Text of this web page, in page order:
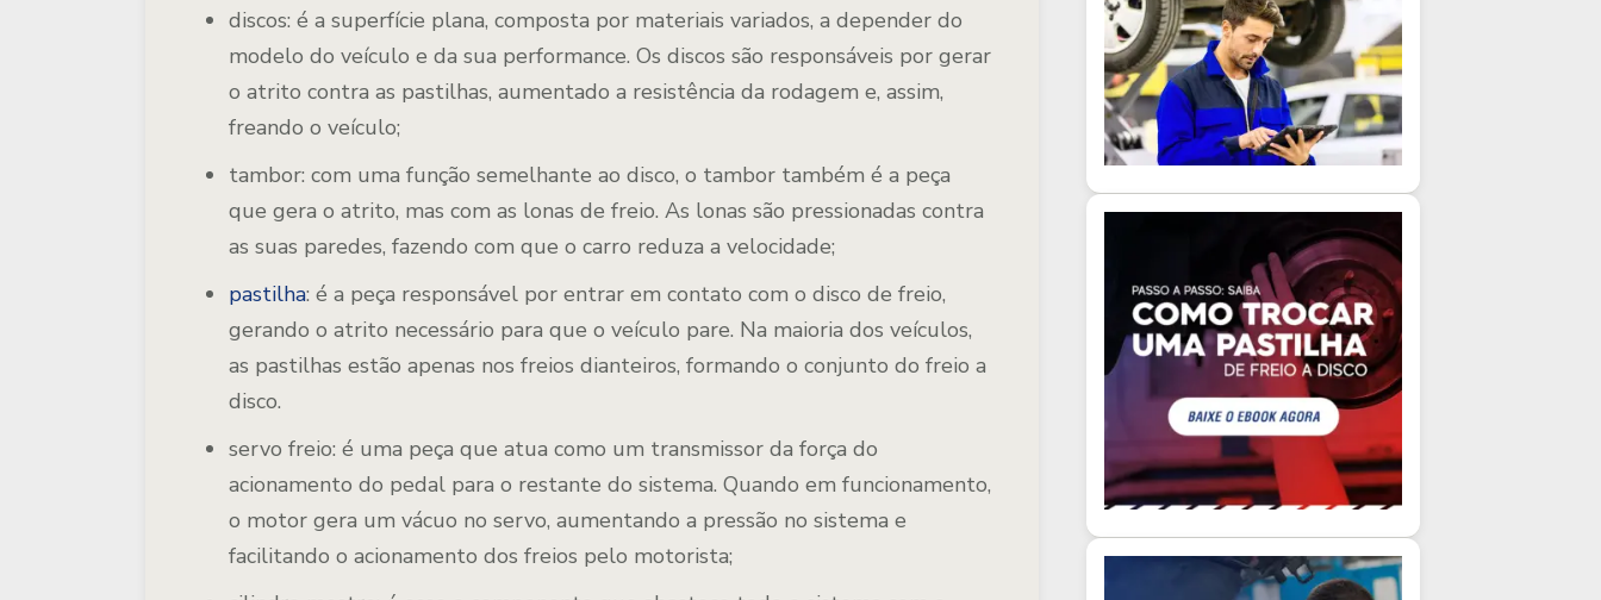
discos: é a superfície plana, composta por materiais variados, a depender do
modelo do veículo e da sua performance. Os discos são responsáveis por gerar
o atrito contra as pastilhas, aumentado a resistência da rodagem e, assim,
freando o veículo;
tambor: com uma função semelhante ao disco, o tambor também é a peça
que gera o atrito, mas com as lonas de freio. As lonas são pressionadas contra
as suas paredes, fazendo com que o carro reduza a velocidade;
pastilha: é a peça responsável por entrar em contato com o disco de freio,
gerando o atrito necessário para que o veículo pare. Na maioria dos veículos,
as pastilhas estão apenas nos freios dianteiros, formando o conjunto do freio a
disco.
servo freio: é uma peça que atua como um transmissor da força do
acionamento do pedal para o restante do sistema. Quando em funcionamento,
o motor gera um vácuo no servo, aumentando a pressão no sistema e
facilitando o acionamento dos freios pelo motorista;